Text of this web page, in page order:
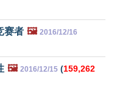
赛者 🖼️ 2016/12/16
🖼️ 2016/12/15 (159,262